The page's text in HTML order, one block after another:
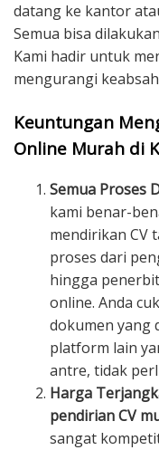
datang ke kantor
Semua bisa
Kami hadir untuk
mengurangi
Keuntungan
Online Murah di
Semua Proses
kami benar-
mendirikan CV
proses dari
hingga
online. Anda
dokumen yang
platform lain
antre, tidak
Harga
pendirian CV
sangat